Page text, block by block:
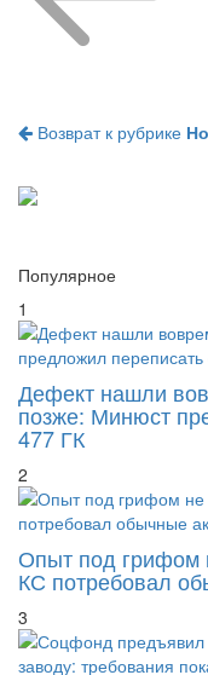
Возврат к рубрике
Популярное
1
Дефект нашли
позже: Минюст
477 ГК
2
Опыт под грифом
КС потребовал
3